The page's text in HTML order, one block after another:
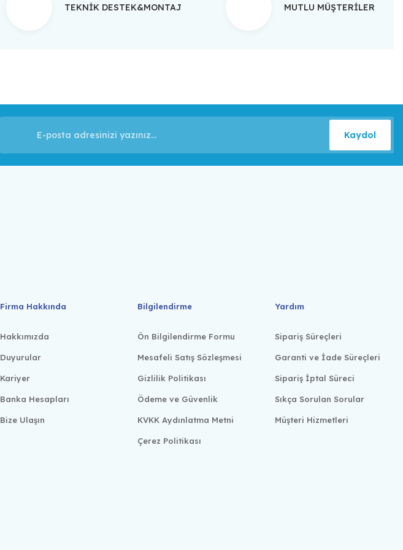
TEKNİK DESTEK&MONTAJ MUTLU MÜŞTERİLER
Kaydol
Firma Hakkında
Hakkımızda
Duyurular
Kariyer
Banka Hesapları
Bize Ulaşın
Bilgilendirme
Ön Bilgilendirme Formu
Mesafeli Satış Sözleşmesi
Gizlilik Politikası
Ödeme ve Güvenlik
KVKK Aydınlatma Metni
Çerez Politikası
Yardım
Sipariş Süreçleri
Garanti ve İade Süreçleri
Sipariş İptal Süreci
Sıkça Sorulan Sorular
Müşteri Hizmetleri